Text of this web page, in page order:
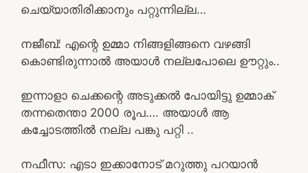
ചെയ്യാതിരിക്കാനും പറ്റുന്നില്ല…
നജീബ്: എന്റെ ഉമ്മാ നിങ്ങളിങ്ങനെ വഴങ്ങി
കൊണ്ടിരുന്നാൽ അയാൾ നല്ലപോലെ ഊറ്റും..
ഇന്നാളാ ചെക്കന്റെ അടുക്കൽ പോയിട്ടു ഉമ്മാക്
തന്നതെന്താ 2000 രൂപ…. അയാൾ ആ
കച്ചോടത്തിൽ നല്ല പങ്കു പറ്റി ..
നഫീസ: എടാ ഇക്കാനോട് മറുത്തു പറയാൻ